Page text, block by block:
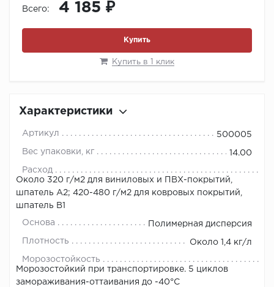
Всего: 4 185 ₽
Купить
Купить в 1 клик
Характеристики
Артикул 500005
Вес упаковки, кг 14.00
Расход
Около 320 г/м2 для виниловых и ПВХ-покрытий,
шпатель А2; 420-480 г/м2 для ковровых покрытий,
шпатель В1
Основа Полимерная дисперсия
Плотность Около 1,4 кг/л
Морозостойкость
Морозостойкий при транспортировке. 5 циклов
замораживания-оттаивания до -40°С